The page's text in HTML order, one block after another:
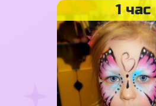
1 час